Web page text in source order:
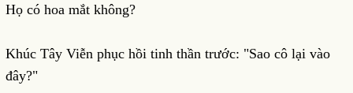
Họ có hoa mắt không?
Khúc Tây Viễn phục hồi tinh thần trước: "Sao cô lại vào
đây?"